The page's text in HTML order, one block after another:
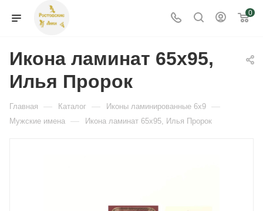
0
Икона ламинат 65x95,
Илья Пророк
Главная — Каталог — Иконы ламинированные 6x9 —
Мужские имена — Икона ламинат 65x95, Илья Пророк